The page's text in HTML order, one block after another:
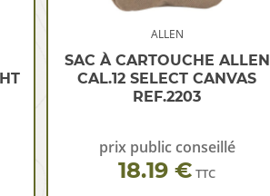
ALLEN
SAC À CARTOUCHE ALLEN
CAL.12 SELECT CANVAS
REF.2203
prix public conseillé
18.19 € TTC